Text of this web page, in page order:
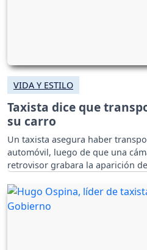
VIDA Y ESTILO
Taxista dice que
su carro
Un taxista asegura haber
automóvil, luego de que una
retrovisor grabara la aparición